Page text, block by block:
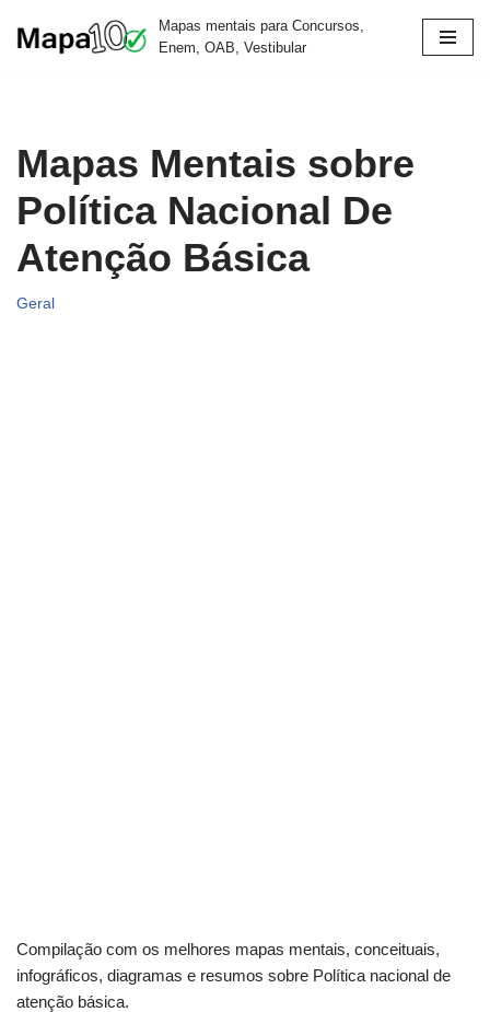
Mapas mentais para Concursos,
Enem, OAB, Vestibular
Mapas Mentais sobre
Política Nacional De
Atenção Básica
Geral
Compilação com os melhores mapas mentais, conceituais,
infográficos, diagramas e resumos sobre Política nacional de
atenção básica.